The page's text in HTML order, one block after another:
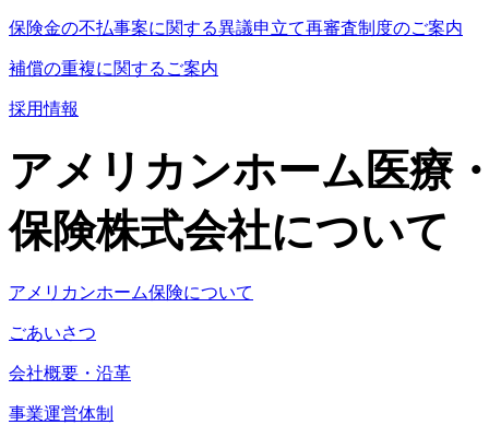
保険金の不払事案に関する異議申立て再審査制度のご案内
補償の重複に関するご案内
採用情報
アメリカンホーム医療
保険株式会社について
アメリカンホーム保険について
ごあいさつ
会社概要・沿革
事業運営体制